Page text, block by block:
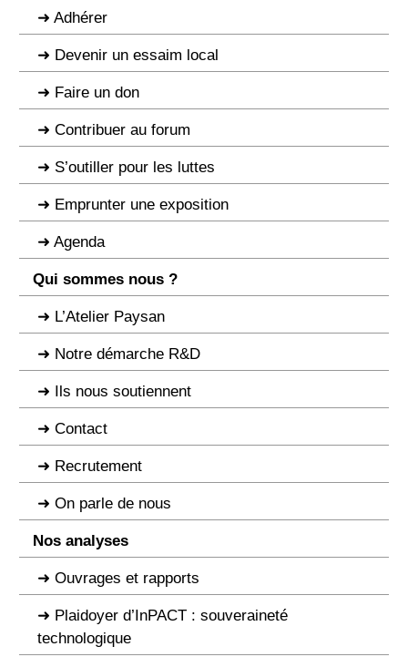
Adhérer
Devenir un essaim local
Faire un don
Contribuer au forum
S’outiller pour les luttes
Emprunter une exposition
Agenda
Qui sommes nous ?
L’Atelier Paysan
Notre démarche R&D
Ils nous soutiennent
Contact
Recrutement
On parle de nous
Nos analyses
Ouvrages et rapports
Plaidoyer d’InPACT : souveraineté
technologique